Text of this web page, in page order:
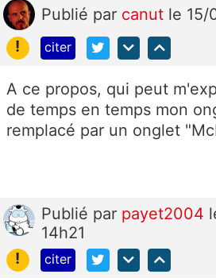
Publié par canut le 15/
!
citer
A ce propos, qui peut
de temps en temps mon
remplacé par un onglet
Publié par payet2004
14h21
!
citer